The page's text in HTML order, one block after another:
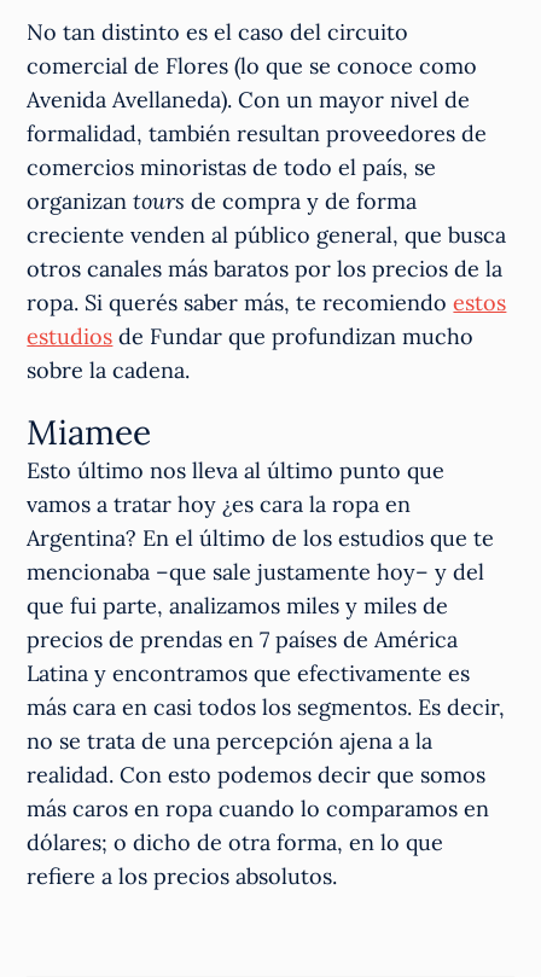
No tan distinto es el caso del circuito
comercial de Flores (lo que se conoce como
Avenida Avellaneda). Con un mayor nivel de
formalidad, también resultan proveedores de
comercios minoristas de todo el país, se
organizantoursde compra y de forma
creciente venden al público general, que busca
otros canales más baratos por los precios de la
ropa. Si querés saber más, te recomiendoestos
estudios de Fundar que profundizan mucho
sobre la cadena.
Miamee
Esto último nos lleva al último punto que
vamos a tratar hoy ¿es cara la ropa en
Argentina? En el último de los estudios que te
mencionaba –que sale justamente hoy– y del
que fui parte, analizamos miles y miles de
precios de prendas en 7 países de América
Latina y encontramos que efectivamente es
más cara en casi todos los segmentos. Es decir,
no se trata de una percepción ajena a la
realidad. Con esto podemos decir que somos
más caros en ropa cuando lo comparamos en
dólares; o dicho de otra forma, en lo que
refiere a los precios absolutos.